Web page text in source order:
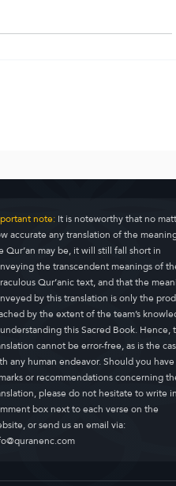
note:It is noteworthy that no
accurate any translation of the
Qur’an may be, it will still fall short in
the transcendent meanings of
Qur’anic text, and that the
by this translation is only the
by the extent of the team’s
this Sacred Book. Hence,
cannot be error-free, as is the
any human endeavor. Should you
or recommendations concerning
please do not hesitate to write
box next to each verse on the
or send us an email via: